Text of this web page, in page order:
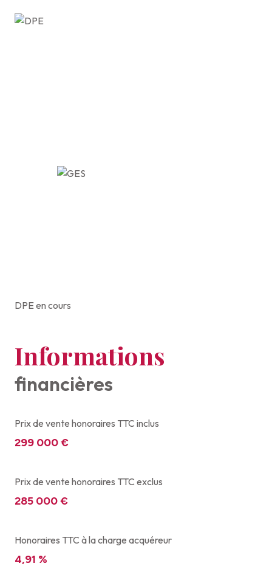
DPE en cours
Informations
financières
Prix de vente honoraires TTC inclus
299 000 €
Prix de vente honoraires TTC exclus
285 000 €
Honoraires TTC à la charge acquéreur
4,91 %